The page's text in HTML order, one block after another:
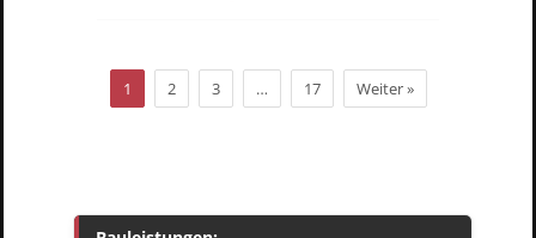
1 2 3 … 17 Weiter »